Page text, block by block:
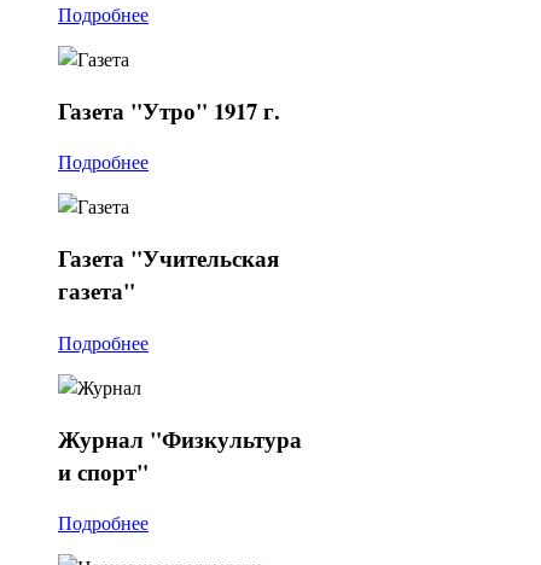
Подробнее
Газета "Утро" 1917 г.
Подробнее
Газета "Учительская
газета"
Подробнее
Журнал "Физкультура
и спорт"
Подробнее